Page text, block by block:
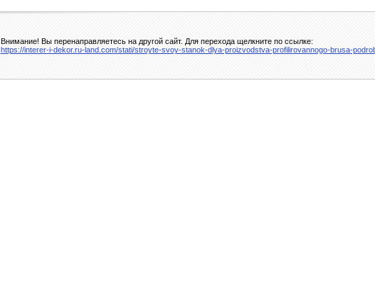
Внимание! Вы перенаправляетесь на другой сайт. Для перехода щелкните по ссылке:
https://interer-i-dekor.ru-land.com/stati/stroyte-svoy-stanok-dlya-proizvodstva-profilirovannogo-brusa-